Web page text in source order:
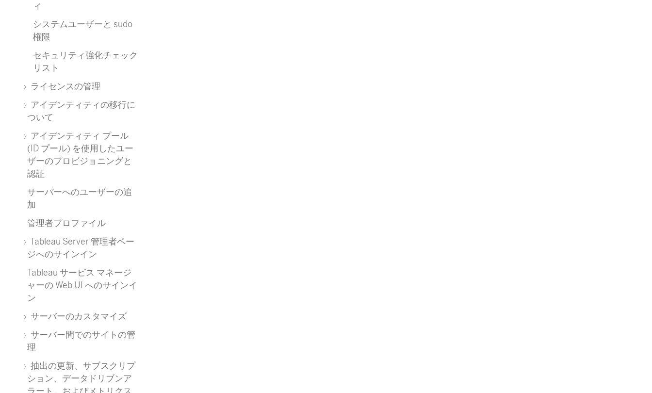
ィ
システムユーザーと sudo
権限
セキュリティ強化チェック
リスト
ライセンスの管理
アイデンティティの移行に
ついて
アイデンティティ プール
(ID プール) を使用したユー
ザーのプロビジョニングと
認証
サーバーへのユーザーの追
加
管理者プロファイル
Tableau Server 管理者ペー
ジへのサインイン
Tableau サービス マネージ
ャーの Web UI へのサインイ
ン
サーバーのカスタマイズ
サーバー間でのサイトの管
理
抽出の更新、サブスクリプ
ション、データドリブンア
ラート、およびメトリクス